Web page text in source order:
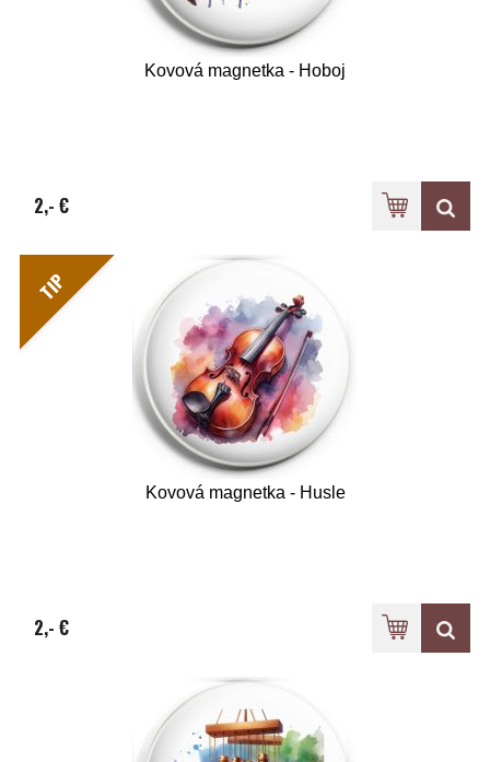
Kovová magnetka - Hoboj
2,- €
TIP
Kovová magnetka - Husle
2,- €